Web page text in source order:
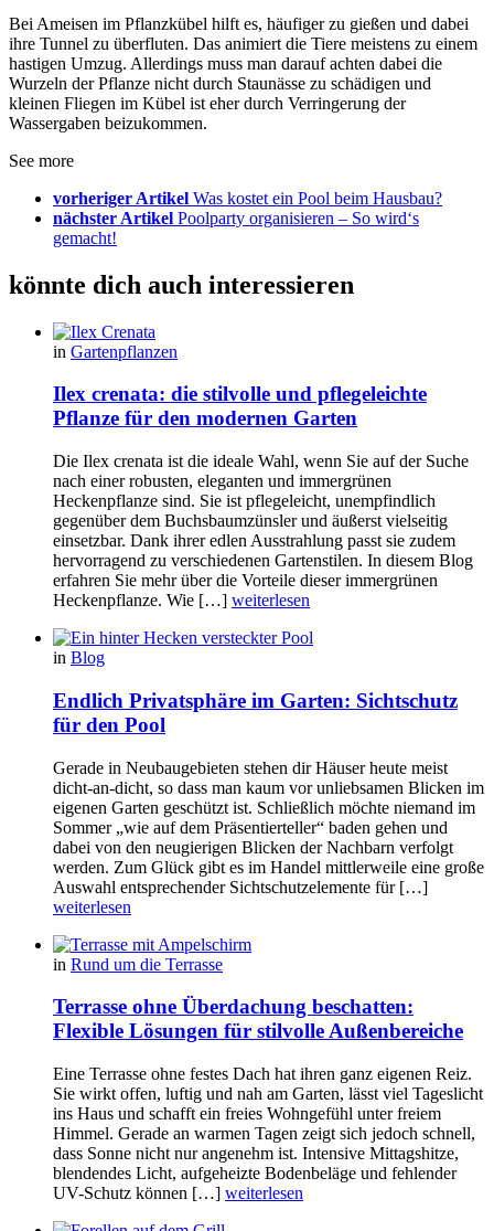
Bei Ameisen im Pflanzkübel hilft es, häufiger zu gießen und dabei
ihre Tunnel zu überfluten. Das animiert die Tiere meistens zu einem
hastigen Umzug. Allerdings muss man darauf achten dabei die
Wurzeln der Pflanze nicht durch Staunässe zu schädigen und
kleinen Fliegen im Kübel ist eher durch Verringerung der
Wassergaben beizukommen.
See more
vorheriger Artikel Was kostet ein Pool beim Hausbau?
nächster Artikel Poolparty organisieren – So wird‘s
gemacht!
könnte dich auch interessieren
in Gartenpflanzen
Ilex crenata: die stilvolle und pflegeleichte
Pflanze für den modernen Garten
Die Ilex crenata ist die ideale Wahl, wenn Sie auf der Suche
nach einer robusten, eleganten und immergrünen
Heckenpflanze sind. Sie ist pflegeleicht, unempfindlich
gegenüber dem Buchsbaumzünsler und äußerst vielseitig
einsetzbar. Dank ihrer edlen Ausstrahlung passt sie zudem
hervorragend zu verschiedenen Gartenstilen. In diesem Blog
erfahren Sie mehr über die Vorteile dieser immergrünen
Heckenpflanze. Wie […] weiterlesen
in Blog
Endlich Privatsphäre im Garten: Sichtschutz
für den Pool
Gerade in Neubaugebieten stehen dir Häuser heute meist
dicht-an-dicht, so dass man kaum vor unliebsamen Blicken im
eigenen Garten geschützt ist. Schließlich möchte niemand im
Sommer „wie auf dem Präsentierteller“ baden gehen und
dabei von den neugierigen Blicken der Nachbarn verfolgt
werden. Zum Glück gibt es im Handel mittlerweile eine große
Auswahl entsprechender Sichtschutzelemente für […]
weiterlesen
in Rund um die Terrasse
Terrasse ohne Überdachung beschatten:
Flexible Lösungen für stilvolle Außenbereiche
Eine Terrasse ohne festes Dach hat ihren ganz eigenen Reiz.
Sie wirkt offen, luftig und nah am Garten, lässt viel Tageslicht
ins Haus und schafft ein freies Wohngefühl unter freiem
Himmel. Gerade an warmen Tagen zeigt sich jedoch schnell,
dass Sonne nicht nur angenehm ist. Intensive Mittagshitze,
blendendes Licht, aufgeheizte Bodenbeläge und fehlender
UV-Schutz können […] weiterlesen